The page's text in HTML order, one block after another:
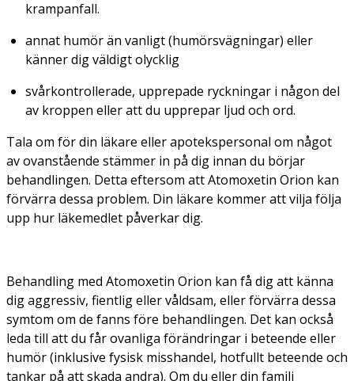
krampanfall.
annat humör än vanligt (humörsvägningar) eller
känner dig väldigt olycklig
svårkontrollerade, upprepade ryckningar i någon del
av kroppen eller att du upprepar ljud och ord.
Tala om för din läkare eller apotekspersonal om något
av ovanstående stämmer in på dig innan du börjar
behandlingen. Detta eftersom att Atomoxetin Orion kan
förvärra dessa problem. Din läkare kommer att vilja följa
upp hur läkemedlet påverkar dig.
Behandling med Atomoxetin Orion kan få dig att känna
dig aggressiv, fientlig eller våldsam, eller förvärra dessa
symtom om de fanns före behandlingen. Det kan också
leda till att du får ovanliga förändringar i beteende eller
humör (inklusive fysisk misshandel, hotfullt beteende och
tankar på att skada andra). Om du eller din familj